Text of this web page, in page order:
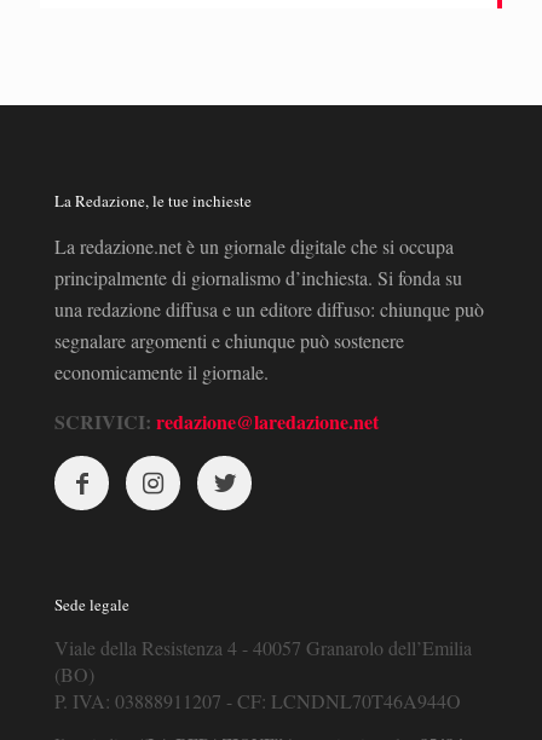
La Redazione, le tue inchieste
La redazione.net è un giornale digitale che si occupa
principalmente di giornalismo d’inchiesta. Si fonda su
una redazione diffusa e un editore diffuso: chiunque può
segnalare argomenti e chiunque può sostenere
economicamente il giornale.
SCRIVICI: redazione@laredazione.net
Sede legale
Viale della Resistenza 4 - 40057 Granarolo dell’Emilia
(BO)
P. IVA: 03888911207 - CF: LCNDNL70T46A944O